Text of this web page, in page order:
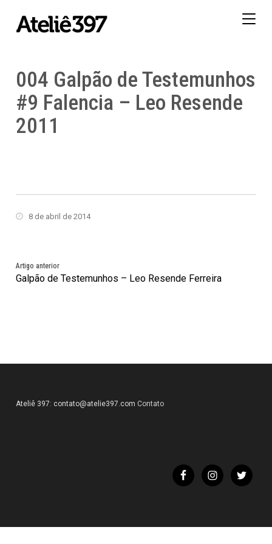
004 Galpão de Testemunhos
#9 Falencia – Leo Resende
2011
8 de abril de 2014
Artigo anterior
Galpão de Testemunhos – Leo Resende Ferreira
Ateliê 397: contato@atelie397.com Contato